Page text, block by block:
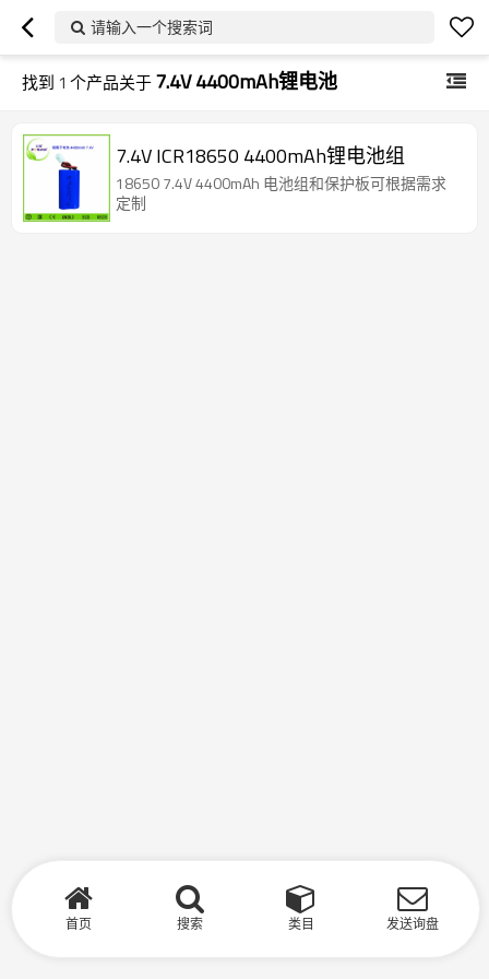
请输入一个搜索词
找到 1 个产品关于7.4V 4400mAh锂电池
7.4V ICR18650 4400mAh锂电池组
18650 7.4V 4400mAh 电池组和保护板可根据需求
定制
首页 搜索 类目 发送询盘